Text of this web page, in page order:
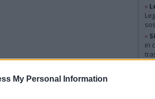
My Personal Information
»
»
in